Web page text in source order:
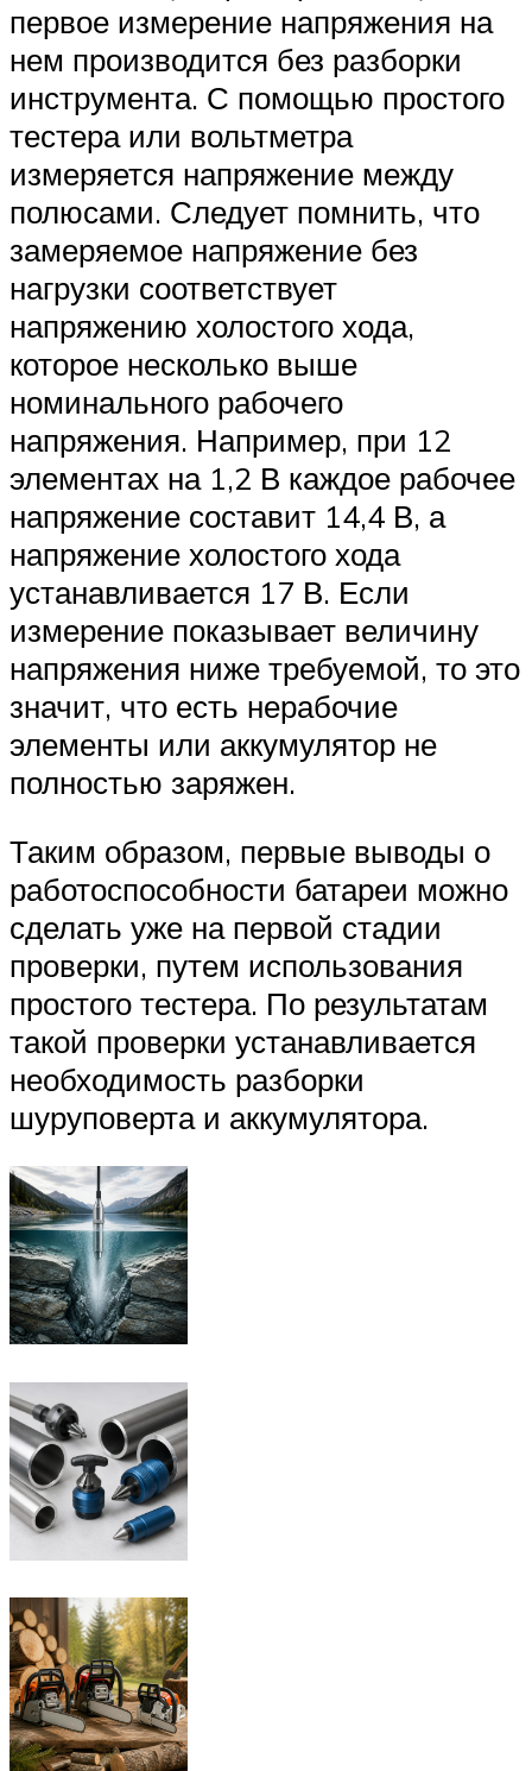
первое измерение напряжения на
нем производится без разборки
инструмента. С помощью простого
тестера или вольтметра
измеряется напряжение между
полюсами. Следует помнить, что
замеряемое напряжение без
нагрузки соответствует
напряжению холостого хода,
которое несколько выше
номинального рабочего
напряжения. Например, при 12
элементах на 1,2 В каждое рабочее
напряжение составит 14,4 В, а
напряжение холостого хода
устанавливается 17 В. Если
измерение показывает величину
напряжения ниже требуемой, то это
значит, что есть нерабочие
элементы или аккумулятор не
полностью заряжен.
Таким образом, первые выводы о
работоспособности батареи можно
сделать уже на первой стадии
проверки, путем использования
простого тестера. По результатам
такой проверки устанавливается
необходимость разборки
шуруповерта и аккумулятора.